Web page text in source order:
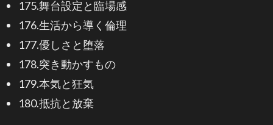
175.舞台設定と臨場感
176.生活から導く倫理
177.優しさと堕落
178.突き動かすもの
179.本気と狂気
180.抵抗と放棄